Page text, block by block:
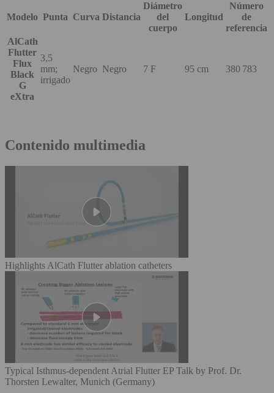
Modelo Punta Curva Distancia
Diámetro
del
cuerpo
Longitud
Número
de
referencia
AlCath
Flutter
Flux
Black
G
eXtra
3,5
mm;
irrigado
Negro Negro 7 F 95 cm 380 783
Contenido multimedia
Highlights AlCath Flutter ablation catheters
Typical Isthmus-dependent Atrial Flutter EP Talk by Prof. Dr.
Thorsten Lewalter, Munich (Germany)